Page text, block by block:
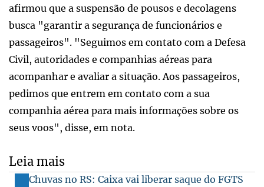
afirmou que a suspensão de pousos e decolagens
busca "garantir a segurança de funcionários e
passageiros". "Seguimos em contato com a Defesa
Civil, autoridades e companhias aéreas para
acompanhar e avaliar a situação. Aos passageiros,
pedimos que entrem em contato com a sua
companhia aérea para mais informações sobre os
seus voos", disse, em nota.
Leia mais
Chuvas no RS: Caixa vai liberar saque do FGTS